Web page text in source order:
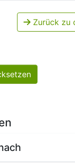
Zurück zu